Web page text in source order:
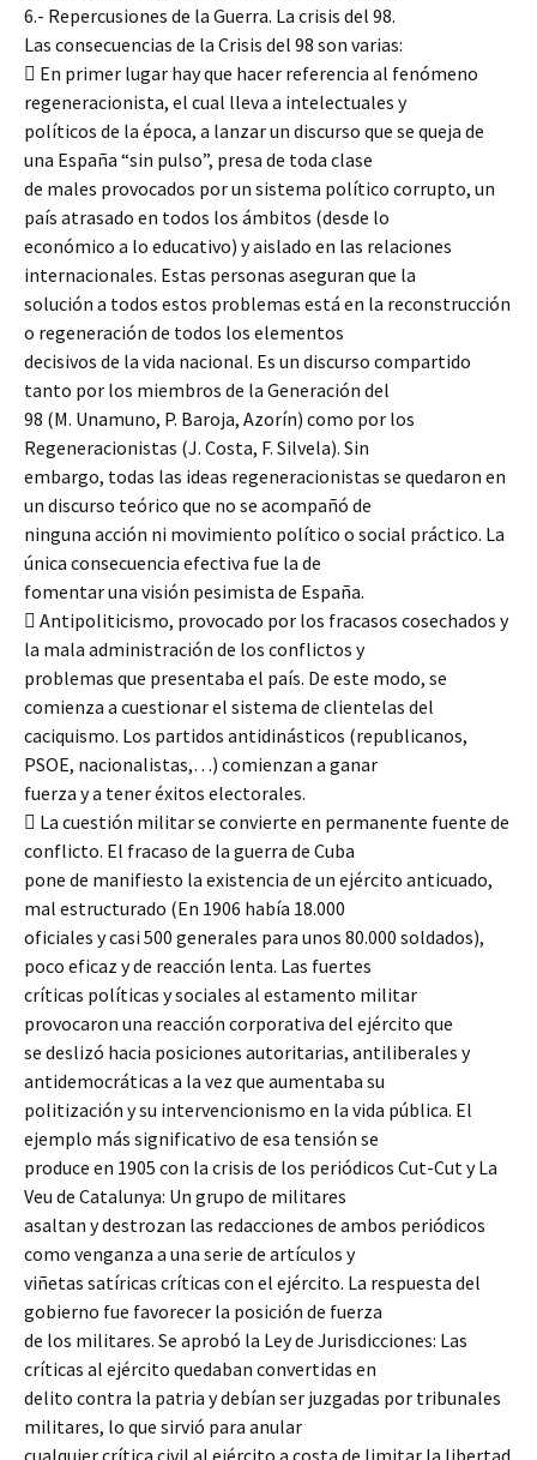
6.- Repercusiones de la Guerra. La crisis del 98.
Las consecuencias de la Crisis del 98 son varias:
 En primer lugar hay que hacer referencia al fenómeno
regeneracionista, el cual lleva a intelectuales y
políticos de la época, a lanzar un discurso que se queja de
una España “sin pulso”, presa de toda clase
de males provocados por un sistema político corrupto, un
país atrasado en todos los ámbitos (desde lo
económico a lo educativo) y aislado en las relaciones
internacionales. Estas personas aseguran que la
solución a todos estos problemas está en la reconstrucción
o regeneración de todos los elementos
decisivos de la vida nacional. Es un discurso compartido
tanto por los miembros de la Generación del
98 (M. Unamuno, P. Baroja, Azorín) como por los
Regeneracionistas (J. Costa, F. Silvela). Sin
embargo, todas las ideas regeneracionistas se quedaron en
un discurso teórico que no se acompañó de
ninguna acción ni movimiento político o social práctico. La
única consecuencia efectiva fue la de
fomentar una visión pesimista de España.
 Antipoliticismo, provocado por los fracasos cosechados y
la mala administración de los conflictos y
problemas que presentaba el país. De este modo, se
comienza a cuestionar el sistema de clientelas del
caciquismo. Los partidos antidinásticos (republicanos,
PSOE, nacionalistas,…) comienzan a ganar
fuerza y a tener éxitos electorales.
 La cuestión militar se convierte en permanente fuente de
conflicto. El fracaso de la guerra de Cuba
pone de manifiesto la existencia de un ejército anticuado,
mal estructurado (En 1906 había 18.000
oficiales y casi 500 generales para unos 80.000 soldados),
poco eficaz y de reacción lenta. Las fuertes
críticas políticas y sociales al estamento militar
provocaron una reacción corporativa del ejército que
se deslizó hacia posiciones autoritarias, antiliberales y
antidemocráticas a la vez que aumentaba su
politización y su intervencionismo en la vida pública. El
ejemplo más significativo de esa tensión se
produce en 1905 con la crisis de los periódicos Cut-Cut y La
Veu de Catalunya: Un grupo de militares
asaltan y destrozan las redacciones de ambos periódicos
como venganza a una serie de artículos y
viñetas satíricas críticas con el ejército. La respuesta del
gobierno fue favorecer la posición de fuerza
de los militares. Se aprobó la Ley de Jurisdicciones: Las
críticas al ejército quedaban convertidas en
delito contra la patria y debían ser juzgadas por tribunales
militares, lo que sirvió para anular
cualquier crítica civil al ejército a costa de limitar la libertad